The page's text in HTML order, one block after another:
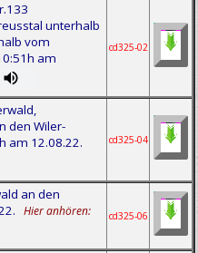
unterhalb
vom
am
cd325-02
den Wiler-
am 12.08.22.
cd325-04
an den
Hier anhören: cd325-06